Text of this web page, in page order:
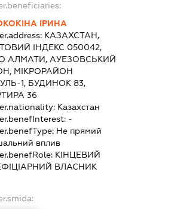
ІРИНА
КАЗАХСТАН,
ІНДЕКС 050042,
АЛМАТИ, АУЕЗОВСЬКИЙ
МІКРОРАЙОН
1, БУДИНОК 83,
36
Казахстан
-
Не прямий
вплив
КІНЦЕВИЙ
ВЛАСНИК